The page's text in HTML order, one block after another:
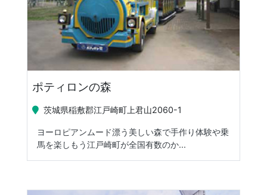
ポティロンの森
茨城県稲敷郡江戸崎町上君山2060-1
ヨーロピアンムード漂う美しい森で手作り体験や乗
馬を楽しもう江戸崎町が全国有数のか...